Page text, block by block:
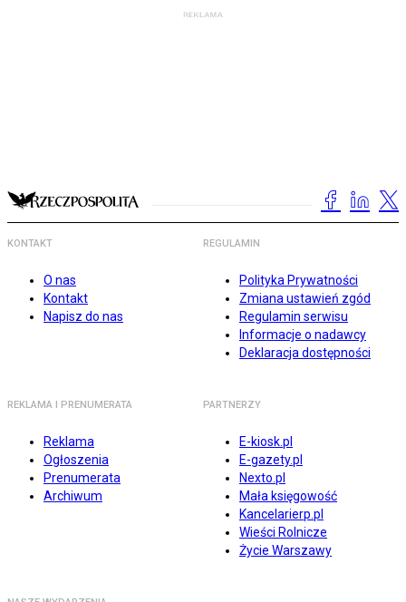
KONTAKT
O nas
Kontakt
Napisz do nas
REGULAMIN
Polityka Prywatności
Zmiana ustawień zgód
Regulamin serwisu
Informacje o nadawcy
Deklaracja dostępności
REKLAMA I PRENUMERATA
Reklama
Ogłoszenia
Prenumerata
Archiwum
PARTNERZY
E-kiosk.pl
E-gazety.pl
Nexto.pl
Mała księgowość
Kancelarierp.pl
Wieści Rolnicze
Życie Warszawy